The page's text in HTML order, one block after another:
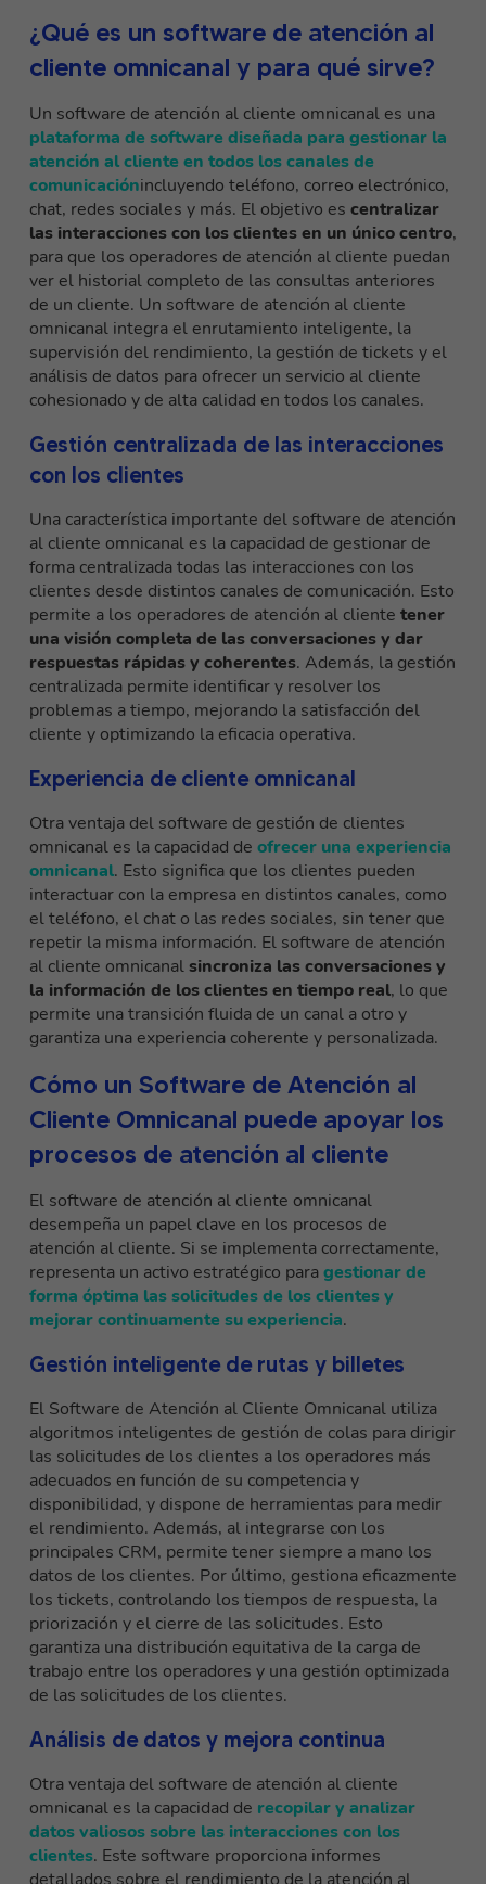
¿Qué es un software de atención al
cliente omnicanal y para qué sirve?
Un software de atención al cliente omnicanal es una
plataforma de software diseñada para gestionar la
atención al cliente en todos los canales de
comunicaciónincluyendo teléfono, correo electrónico,
chat, redes sociales y más. El objetivo es centralizar
las interacciones con los clientes en un único centro,
para que los operadores de atención al cliente puedan
ver el historial completo de las consultas anteriores
de un cliente. Un software de atención al cliente
omnicanal integra el enrutamiento inteligente, la
supervisión del rendimiento, la gestión de tickets y el
análisis de datos para ofrecer un servicio al cliente
cohesionado y de alta calidad en todos los canales.
Gestión centralizada de las interacciones
con los clientes
Una característica importante del software de atención
al cliente omnicanal es la capacidad de gestionar de
forma centralizada todas las interacciones con los
clientes desde distintos canales de comunicación. Esto
permite a los operadores de atención al cliente tener
una visión completa de las conversaciones y dar
respuestas rápidas y coherentes. Además, la gestión
centralizada permite identificar y resolver los
problemas a tiempo, mejorando la satisfacción del
cliente y optimizando la eficacia operativa.
Experiencia de cliente omnicanal
Otra ventaja del software de gestión de clientes
omnicanal es la capacidad de ofrecer una experiencia
omnicanal. Esto significa que los clientes pueden
interactuar con la empresa en distintos canales, como
el teléfono, el chat o las redes sociales, sin tener que
repetir la misma información. El software de atención
al cliente omnicanalsincroniza las conversaciones y
la información de los clientes en tiempo real, lo que
permite una transición fluida de un canal a otro y
garantiza una experiencia coherente y personalizada.
Cómo un Software de Atención al
Cliente Omnicanal puede apoyar los
procesos de atención al cliente
El software de atención al cliente omnicanal
desempeña un papel clave en los procesos de
atención al cliente. Si se implementa correctamente,
representa un activo estratégico paragestionar de
forma óptima las solicitudes de los clientes y
mejorar continuamente su experiencia.
Gestión inteligente de rutas y billetes
El Software de Atención al Cliente Omnicanal utiliza
algoritmos inteligentes de gestión de colas para dirigir
las solicitudes de los clientes a los operadores más
adecuados en función de su competencia y
disponibilidad, y dispone de herramientas para medir
el rendimiento. Además, al integrarse con los
principales CRM, permite tener siempre a mano los
datos de los clientes. Por último, gestiona eficazmente
los tickets, controlando los tiempos de respuesta, la
priorización y el cierre de las solicitudes. Esto
garantiza una distribución equitativa de la carga de
trabajo entre los operadores y una gestión optimizada
de las solicitudes de los clientes.
Análisis de datos y mejora continua
Otra ventaja del software de atención al cliente
omnicanal es la capacidad de recopilar y analizar
datos valiosos sobre las interacciones con los
clientes. Este software proporciona informes